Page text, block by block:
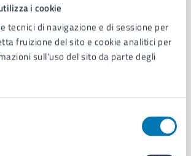
i cookie
tecnici di navigazione e di sessione per
fruizione del sito e cookie analitici per
sull'uso del sito da parte degli
di Napoli